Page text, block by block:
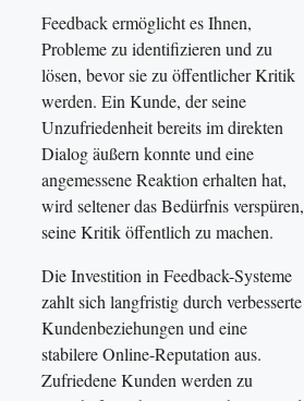
Feedback ermöglicht es Ihnen,
Probleme zu identifizieren und zu
lösen, bevor sie zu öffentlicher Kritik
werden. Ein Kunde, der seine
Unzufriedenheit bereits im direkten
Dialog äußern konnte und eine
angemessene Reaktion erhalten hat,
wird seltener das Bedürfnis verspüren,
seine Kritik öffentlich zu machen.
Die Investition in Feedback-Systeme
zahlt sich langfristig durch verbesserte
Kundenbeziehungen und eine
stabilere Online-Reputation aus.
Zufriedene Kunden werden zu